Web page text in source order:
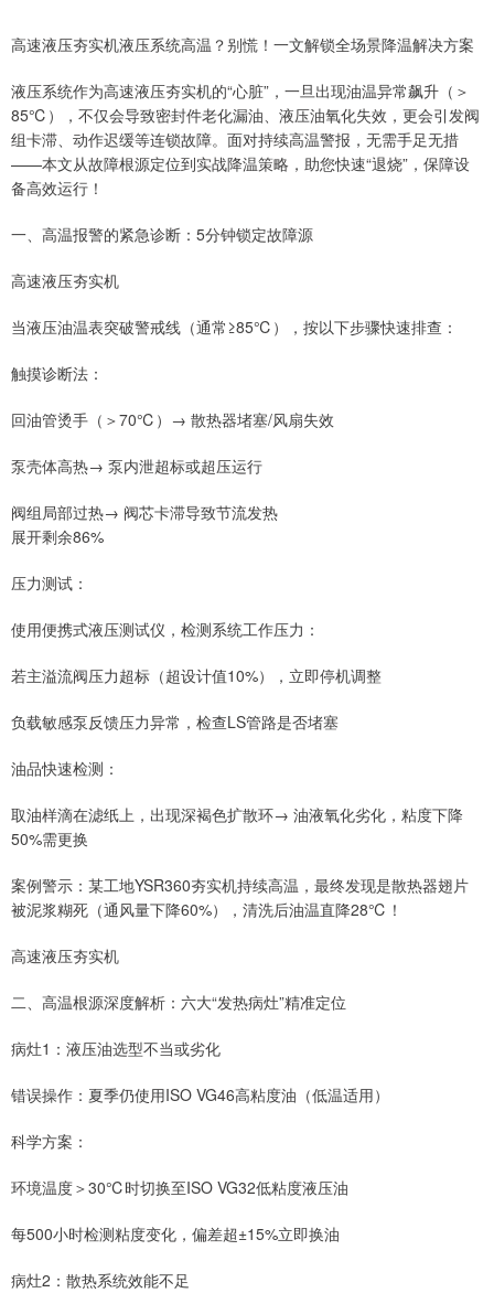
高速液压夯实机液压系统高温？别慌！一文解锁全场景降温解决方案
液压系统作为高速液压夯实机的“心脏”，一旦出现油温异常飙升（＞
85℃），不仅会导致密封件老化漏油、液压油氧化失效，更会引发阀
组卡滞、动作迟缓等连锁故障。面对持续高温警报，无需手足无措
——本文从故障根源定位到实战降温策略，助您快速“退烧”，保障设
备高效运行！
一、高温报警的紧急诊断：5分钟锁定故障源
高速液压夯实机
当液压油温表突破警戒线（通常≥85℃），按以下步骤快速排查：
触摸诊断法：
回油管烫手（＞70℃）→ 散热器堵塞/风扇失效
泵壳体高热→ 泵内泄超标或超压运行
阀组局部过热→ 阀芯卡滞导致节流发热
展开剩余86%
压力测试：
使用便携式液压测试仪，检测系统工作压力：
若主溢流阀压力超标（超设计值10%），立即停机调整
负载敏感泵反馈压力异常，检查LS管路是否堵塞
油品快速检测：
取油样滴在滤纸上，出现深褐色扩散环→ 油液氧化劣化，粘度下降
50%需更换
案例警示：某工地YSR360夯实机持续高温，最终发现是散热器翅片
被泥浆糊死（通风量下降60%），清洗后油温直降28℃！
高速液压夯实机
二、高温根源深度解析：六大“发热病灶”精准定位
病灶1：液压油选型不当或劣化
错误操作：夏季仍使用ISO VG46高粘度油（低温适用）
科学方案：
环境温度＞30℃时切换至ISO VG32低粘度液压油
每500小时检测粘度变化，偏差超±15%立即换油
病灶2：散热系统效能不足